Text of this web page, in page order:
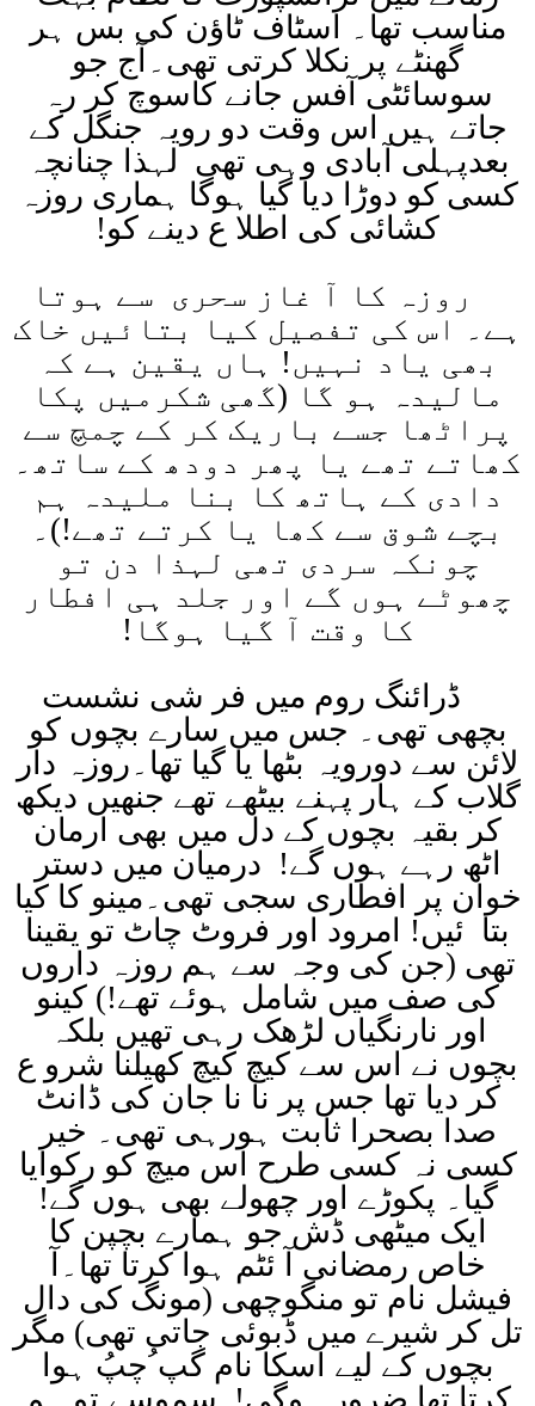
مناسب تھا۔ اسٹاف ٹاؤن کی بس ہر
گھنٹے پر نکلا کرتی تھی۔آج جو
سوسائٹی آفس جانے کاسوچ کر رہ
جاتے ہیں اس وقت دو رویہ جنگل کے
بعدپہلی آبادی وہی تھی لہذا چنانچہ
کسی کو دوڑا دیا گیا ہوگا ہماری روزہ
کشائی کی اطلا ع دینے کو!
روزہ کا آ غاز سحری سے ہوتا
ہے۔ اس کی تفصیل کیا بتائیں خاک
بھی یاد نہیں! ہاں یقین ہے کہ
مالیدہ ہو گا (گھی شکرمیں پکا
پراٹھا جسے باریک کر کے چمچ سے
کھاتے تھے یا پھر دودھ کے ساتھ۔
دادی کے ہاتھ کا بنا ملیدہ ہم
بچے شوق سے کھا یا کرتے تھے!)۔
چونکہ سردی تھی لہذا دن تو
چھوٹے ہوں گے اور جلد ہی افطار
کا وقت آ گیا ہوگا !
ڈرائنگ روم میں فر شی نشست
بچھی تھی۔ جس میں سارے بچوں کو
لائن سے دورویہ بٹھا یا گیا تھا۔روزہ دار
گلاب کے ہار پہنے بیٹھے تھے جنھیں دیکھ
کر بقیہ بچوں کے دل میں بھی ارمان
اٹھ رہے ہوں گے! درمیان میں دستر
خوان پر افطاری سجی تھی۔مینو کا کیا
بتا ئیں! امرود اور فروٹ چاٹ تو یقینا
تھی (جن کی وجہ سے ہم روزہ داروں
کی صف میں شامل ہوئے تھے!) کینو
اور نارنگیاں لڑھک رہی تھیں بلکہ
بچوں نے اس سے کیچ کیچ کھیلنا شرو ع
کر دیا تھا جس پر نا نا جان کی ڈانٹ
صدا بصحرا ثابت ہورہی تھی۔ خیر
کسی نہ کسی طرح اس میچ کو رکوایا
گیا۔ پکوڑے اور چھولے بھی ہوں گے!
ایک میٹھی ڈش جو ہمارے بچپن کا
خاص رمضانی آ ئٹم ہوا کرتا تھا۔آ
فیشل نام تو منگوچھی (مونگ کی دال
تل کر شیرے میں ڈبوئی جاتی تھی) مگر
بچوں کے لیے اسکا نام گپ ُچپُ ہوا
کرتا تھا ضرور ہوگی! سموسے تو ہم